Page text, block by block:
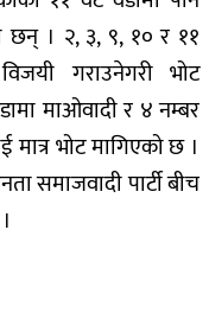
। २, ३, ९, १० र ११
गराउनेगरी भोट
माओवादी र ४ नम्बर
मात्र भोट मागिएको छ ।
समाजवादी पार्टी बीच